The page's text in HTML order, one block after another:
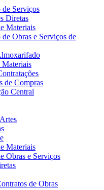
de Serviços
Diretas
Materiais
de Obras e Serviços de
Materiais
de Compras
Central
Materiais
Obras e Serviços
de Obras